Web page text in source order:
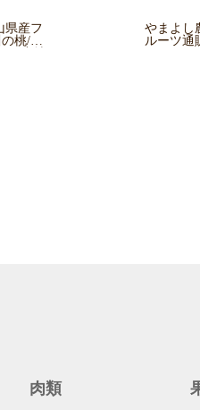
県産フ
桃/い
やまよし
ルーツ通
肉類